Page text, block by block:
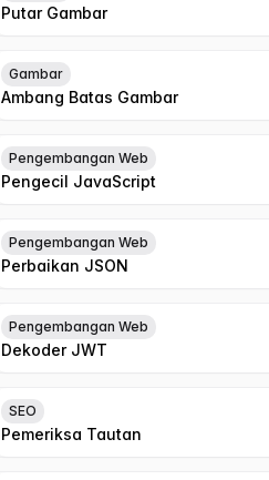
Putar Gambar
Gambar
Ambang Batas Gambar
Pengembangan Web
Pengecil JavaScript
Pengembangan Web
Perbaikan JSON
Pengembangan Web
Dekoder JWT
SEO
Pemeriksa Tautan